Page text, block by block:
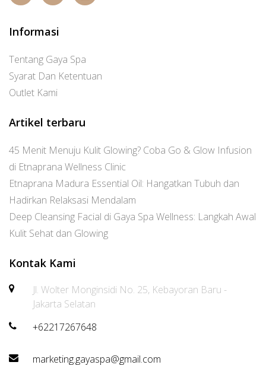
Informasi
Tentang Gaya Spa
Syarat Dan Ketentuan
Outlet Kami
Artikel terbaru
45 Menit Menuju Kulit Glowing? Coba Go & Glow Infusion
di Etnaprana Wellness Clinic
Etnaprana Madura Essential Oil: Hangatkan Tubuh dan
Hadirkan Relaksasi Mendalam
Deep Cleansing Facial di Gaya Spa Wellness: Langkah Awal
Kulit Sehat dan Glowing
Kontak Kami
Jl. Wolter Monginsidi No. 25, Kebayoran Baru -
Jakarta Selatan
+62217267648
marketing.gayaspa@gmail.com